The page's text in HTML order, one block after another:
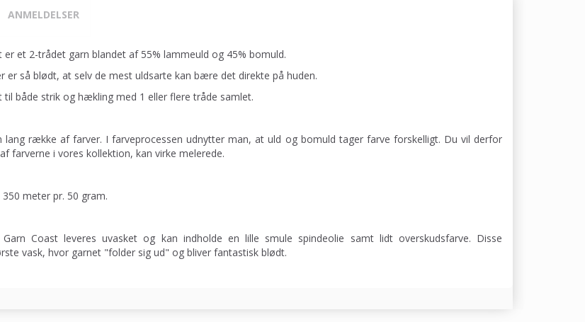
ANMELDELSER
er et 2-trådet garn blandet af 55% lammeuld og 45% bomuld.
er så blødt, at selv de mest uldsarte kan bære det direkte på huden.
til både strik og hækling med 1 eller flere tråde samlet.
lang række af farver. I farveprocessen udnytter man, at uld og bomuld tager farve forskelligt. Du vil derfor
farverne i vores kollektion, kan virke melerede.
meter pr. 50 gram.
Coast leveres uvasket og kan indholde en lille smule spindeolie samt lidt overskudsfarve. Disse
vask, hvor garnet "folder sig ud" og bliver fantastisk blødt.